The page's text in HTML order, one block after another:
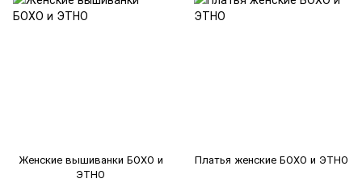
Женские вышиванки БОХО и
ЭТНО
Платья женские БОХО и ЭТНО